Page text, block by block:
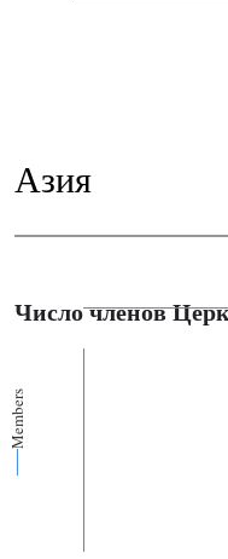
Азия
Число членов
Members